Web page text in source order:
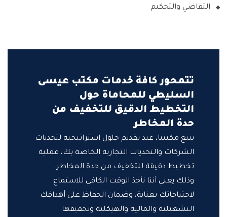
التقاضي والتحكيم
تتمحور كافة خدمات مكتب عيسى
السليطي للمحاماة حول
التخطيط الدقيق للتخفيف من
حدة المخاطر
يتبع مكتبنا، عند تقديم حلول استراتيجية لتحديات
الشركات والتحديات التجارية الخاصة بك، عملية
تخطيط دقيقة للتخفيف من حدة المخاطر.
وذلك يعني أننا نأخذ الوقت الكافي للاستماع
لاحتياجاتك بعناية، وضمان الحفاظ على أهدافك
التشغيلية والمالية والهيكلية وتحقيقها.